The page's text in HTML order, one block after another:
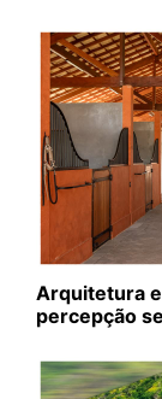
Arquitetura
percepção